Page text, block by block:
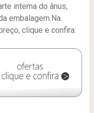
interna do ânus,
embalagem.Na
clique e confira: